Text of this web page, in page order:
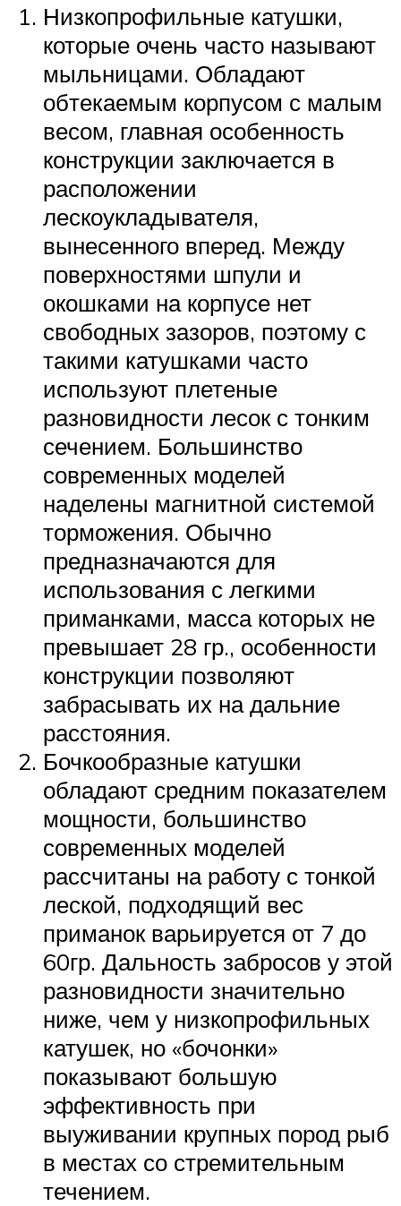
Низкопрофильные катушки,
которые очень часто называют
мыльницами. Обладают
обтекаемым корпусом с малым
весом, главная особенность
конструкции заключается в
расположении
лескоукладывателя,
вынесенного вперед. Между
поверхностями шпули и
окошками на корпусе нет
свободных зазоров, поэтому с
такими катушками часто
используют плетеные
разновидности лесок с тонким
сечением. Большинство
современных моделей
наделены магнитной системой
торможения. Обычно
предназначаются для
использования с легкими
приманками, масса которых не
превышает 28 гр., особенности
конструкции позволяют
забрасывать их на дальние
расстояния.
Бочкообразные катушки
обладают средним показателем
мощности, большинство
современных моделей
рассчитаны на работу с тонкой
леской, подходящий вес
приманок варьируется от 7 до
60гр. Дальность забросов у этой
разновидности значительно
ниже, чем у низкопрофильных
катушек, но «бочонки»
показывают большую
эффективность при
выуживании крупных пород рыб
в местах со стремительным
течением.